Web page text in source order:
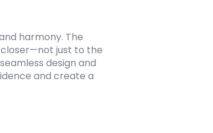
harmony. The
just to the
design and
and create a